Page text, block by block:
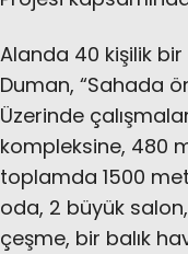
Alanda 40 kişilik bir
Duman, “Sahada
Üzerinde
kompleksine, 480
toplamda 1500
oda, 2 büyük
çeşme, bir balık